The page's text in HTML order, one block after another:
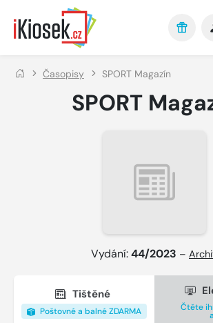
Přejít na hlavní obsah
Časopisy SPORT Magazín
SPORT
Vydání:44/2023 –
Tištěné
Poštovné a balné ZDARMA Čtěte